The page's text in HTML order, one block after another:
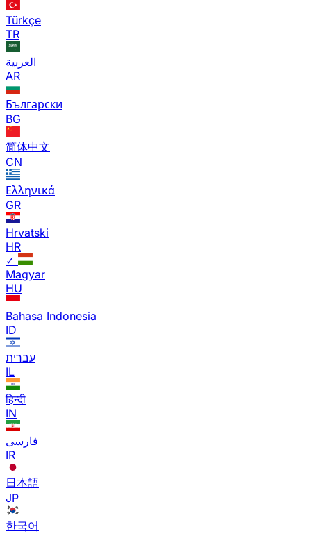
Türkçe
TR
العربية
AR
Български
BG
简体中文
CN
Ελληνικά
GR
Hrvatski
HR
✓
Magyar
HU
Bahasa Indonesia
ID
עברית
IL
हिन्दी
IN
فارسی
IR
日本語
JP
한국어